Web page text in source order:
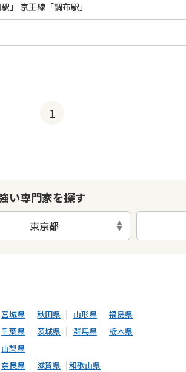
」 京王線「調布駅」
1
い専門家を探す
東京都
宮城県 秋田県 山形県
福島県
千葉県 茨城県 群馬県
栃木県
山梨県
奈良県 滋賀県 和歌山県